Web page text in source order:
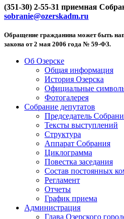
(351-30) 2-55-31 приемная
sobranie@ozerskadm.ru
Обращение гражданина может быть
закона от 2 мая 2006 года № 59-ФЗ.
Об Озерске
Общая информация
История Озерска
Официальные
Фотогалерея
Собрание депутатов
Председатель
Тексты выступлений
Структура
Аппарат Собрания
Циклограмма
Повестка заседания
Состав постоянных
Регламент
Отчеты
График приема
Администрация
Глава Озерского